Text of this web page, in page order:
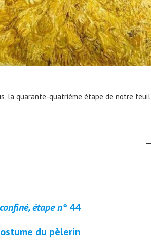
la quarante-quatrième étape de notre
étape n° 44
du pèlerin